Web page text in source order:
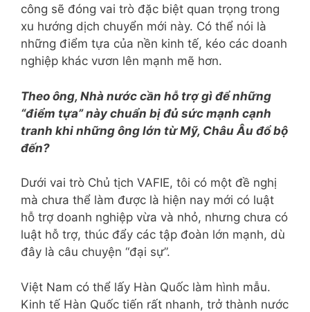
công sẽ đóng vai trò đặc biệt quan trọng trong
xu hướng dịch chuyển mới này. Có thể nói là
những điểm tựa của nền kinh tế, kéo các doanh
nghiệp khác vươn lên mạnh mẽ hơn.
Theo ông, Nhà nước cần hỗ trợ gì để những
“điểm tựa” này chuẩn bị đủ sức mạnh cạnh
tranh khi những ông lớn từ Mỹ, Châu Âu đổ bộ
đến?
Dưới vai trò Chủ tịch VAFIE, tôi có một đề nghị
mà chưa thể làm được là hiện nay mới có luật
hỗ trợ doanh nghiệp vừa và nhỏ, nhưng chưa có
luật hỗ trợ, thúc đẩy các tập đoàn lớn mạnh, dù
đây là câu chuyện “đại sự”.
Việt Nam có thể lấy Hàn Quốc làm hình mẫu.
Kinh tế Hàn Quốc tiến rất nhanh, trở thành nước